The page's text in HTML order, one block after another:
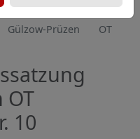
Gülzow-Prüzen OT
OT
10